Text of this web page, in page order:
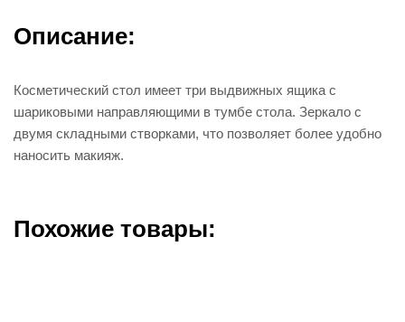
Описание:
Косметический стол имеет три выдвижных ящика с
шариковыми направляющими в тумбе стола. Зеркало с
двумя складными створками, что позволяет более удобно
наносить макияж.
Похожие товары: